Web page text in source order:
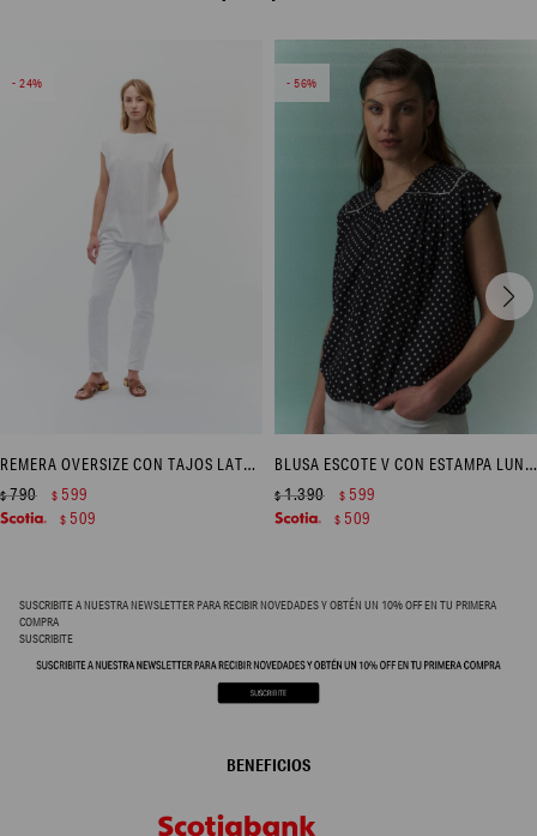
24
REMERA OVERSIZE CON TAJOS LATERALES - BLANCO
$790 $ 599
$ 509
56
BLUSA ESCOTE V CON ESTAMPA LUNARES - NEGRO
$1.390 $ 599
$ 509
SUSCRIBITE A NUESTRA NEWSLETTER PARA RECIBIR NOVEDADES Y OBTÉN UN 10% OFF EN TU PRIMERA
COMPRA
SUSCRIBITE
BENEFICIOS